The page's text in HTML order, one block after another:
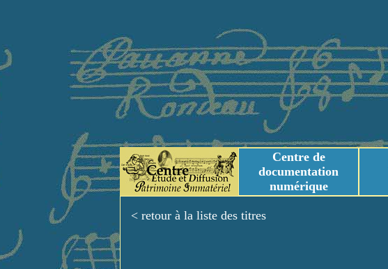
Centre de
documentation
numérique
< retour à la liste des titres